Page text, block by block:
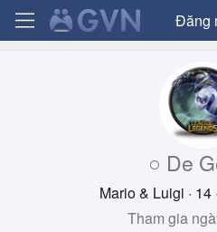
Đăng
○ De
Mario & Luigi · 14 ·
Tham gia